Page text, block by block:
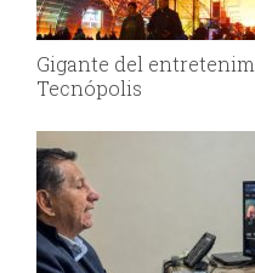
Gigante del
Tecnópolis